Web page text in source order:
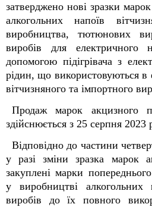
затверджено нові зразки
алкогольних напоїв
виробництва, тютюнових
виробів для електричного
допомогою підігрівача з
рідин, що використовуються в
вітчизняного та імпортного
Продаж марок акцизного
здійснюється з 25 серпня 2023
Відповідно до частини
у разі зміни зразка марок
закуплені марки
у виробництві
виробів до їх повного